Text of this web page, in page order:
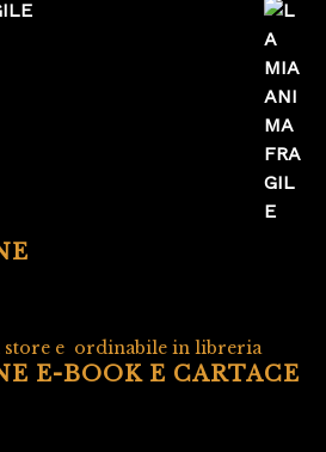
e ordinabile in libreria
E-BOOK E CARTACE